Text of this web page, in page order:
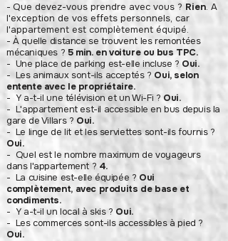
-Que devez-vous prendre avec vous ? Rien. A
l'exception de vos effets personnels, car
l'appartement est complètement équipé.
- À quelle distance se trouvent les remontées
mécaniques ? 5 min. en voiture ou bus TPC.
- Une place de parking est-elle incluse ? Oui.
- Les animaux sont-ils acceptés ? Oui, selon
entente avec le propriétaire.
- Y a-t-il une télévision et un Wi-Fi ? Oui.
- L'appartement est-il accessible en bus depuis la
gare de Villars ? Oui.
- Le linge de lit et les serviettes sont-ils fournis ?
Oui.
- Quel est le nombre maximum de voyageurs
dans l'appartement ? 4.
- La cuisine est-elle équipée ? Oui
complètement, avec produits de base et
condiments.
- Y a-t-il un local à skis ?Oui.
- Les commerces sont-ils accessibles à pied ?
Oui.